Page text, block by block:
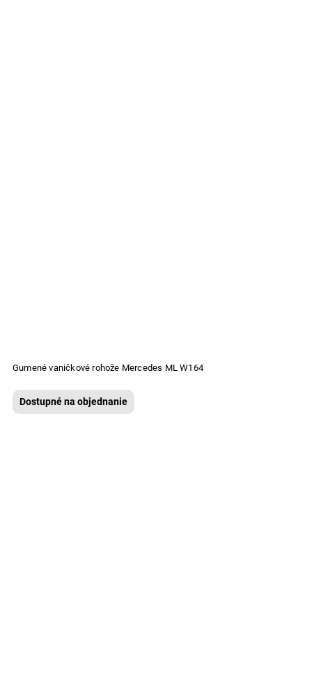
Gumené vaničkové rohože Mercedes ML W164
Dostupné na objednanie